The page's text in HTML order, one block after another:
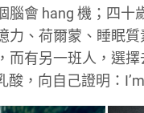
會 hang 機；四十
力、荷爾蒙、睡眠質
而有另一班人，選擇
，向自己證明：